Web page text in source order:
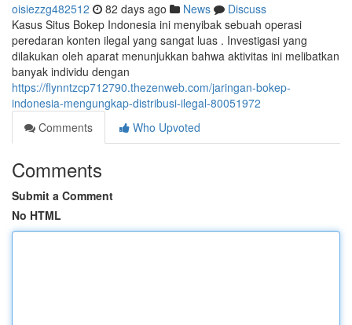
oisiezzg482512 82 days ago News
Discuss
Kasus Situs Bokep Indonesia ini menyibak sebuah operasi
peredaran konten ilegal yang sangat luas . Investigasi yang
dilakukan oleh aparat menunjukkan bahwa aktivitas ini melibatkan
banyak individu dengan
https://flynntzcp712790.thezenweb.com/jaringan-bokep-
indonesia-mengungkap-distribusi-ilegal-80051972
Comments
Who Upvoted
Comments
Submit a Comment
No HTML